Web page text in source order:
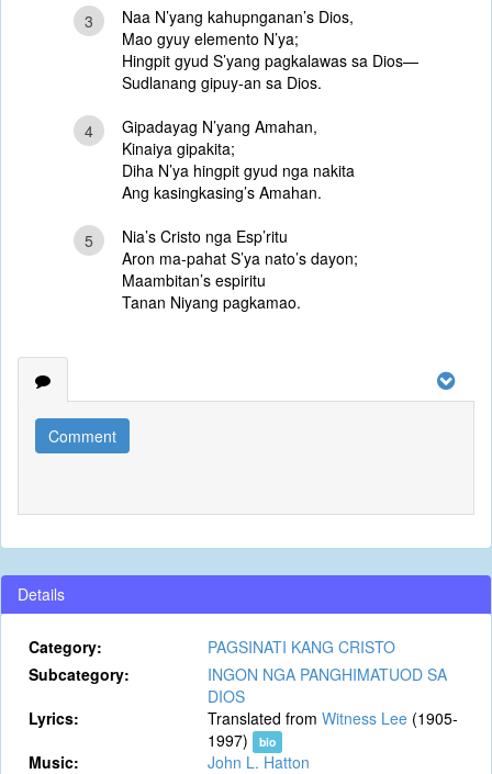
3
Naa N’yang kahupnganan’s Dios,
Mao gyuy elemento N’ya;
Hingpit gyud S’yang pagkalawas sa Dios—
Sudlanang gipuy-an sa Dios.
4
Gipadayag N’yang Amahan,
Kinaiya gipakita;
Diha N’ya hingpit gyud nga nakita
Ang kasingkasing’s Amahan.
5
Nia’s Cristo nga Esp’ritu
Aron ma-pahat S’ya nato’s dayon;
Maambitan’s espiritu
Tanan Niyang pagkamao.
Comment
Details
Category:
PAGSINATI KANG CRISTO
Subcategory:
INGON NGA PANGHIMATUOD SA
DIOS
Lyrics:
Translated from Witness Lee (1905-
1997)
bio
Music:
John L. Hatton